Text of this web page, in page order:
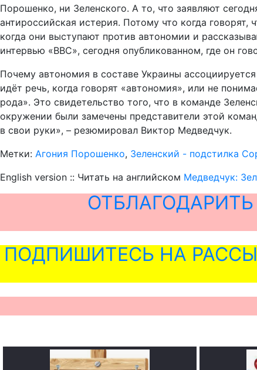
Порошенко, ни Зеленского. А то, что заявляют
антироссийская истерия. Потому что когда говорят,
когда они выступают против автономии и
интервью «ВВС», сегодня опубликованном, где он
Почему автономия в составе Украины
идёт речь, когда говорят «автономия», или не
рода». Это свидетельство того, что в команде
окружении были замечены представители этой
в свои руки», – резюмировал Виктор Медведчук.
Метки: Агония Порошенко, Зеленский - подстилка
English version :: Читать на английском Медведчук:
ПОДПИШИТЕСЬ НА